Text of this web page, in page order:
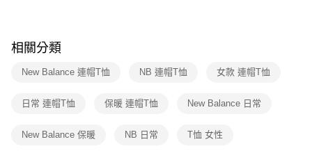
※ 交易是否成功請以「AFTEE先享後付 」之結帳頁面顯示為準，若有關於
是否繳費成功／繳費後需取消欲退款等相關疑問，請聯繫「AFTEE先享後付
客戶支援中心」 https://netprotections.freshdesk.com/support/home
１．透過由恩沛科技股份有限公司提供之「AFTEE先享後付」服務完成之交
權轉讓予恩沛科技股份有限公司。
相關分類
New Balance 連帽T恤 NB 連帽T恤 女款 連帽T恤
日常 連帽T恤 保暖 連帽T恤 New Balance 日常
New Balance 保暖 NB 日常 T恤 女性